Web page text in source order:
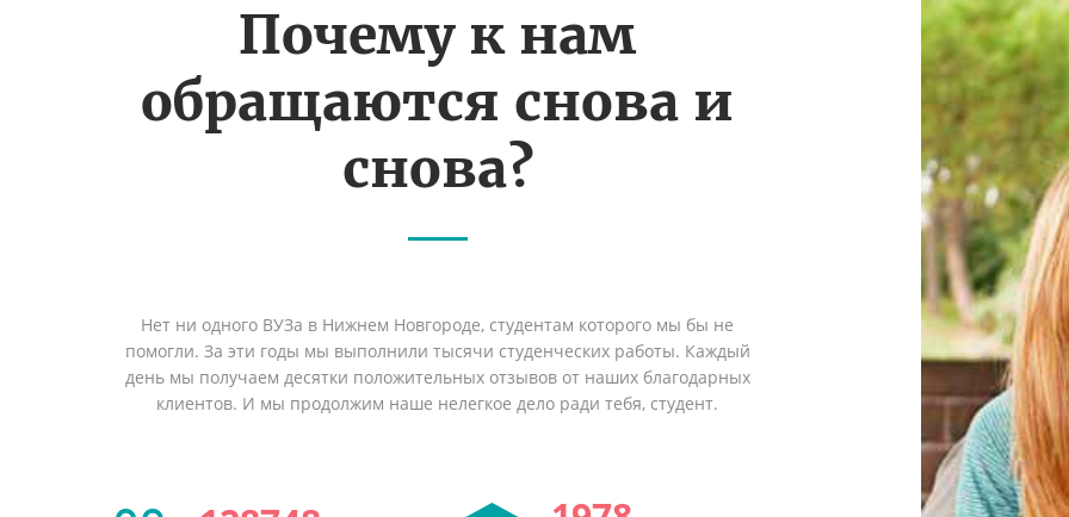
Почему к нам
обращаются снова и
снова?
Нет ни одного ВУЗа в Нижнем Новгороде, студентам которого мы бы не
помогли. За эти годы мы выполнили тысячи студенческих работы. Каждый
день мы получаем десятки положительных отзывов от наших благодарных
клиентов. И мы продолжим наше нелегкое дело ради тебя, студент.